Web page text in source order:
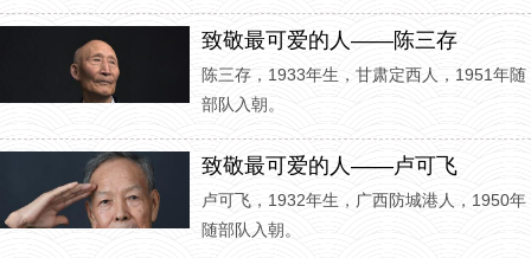
致敬最可爱的人——陈三存
陈三存，1933年生，甘肃定西人，1951年随
部队入朝。
致敬最可爱的人——卢可飞
卢可飞，1932年生，广西防城港人，1950年
随部队入朝。